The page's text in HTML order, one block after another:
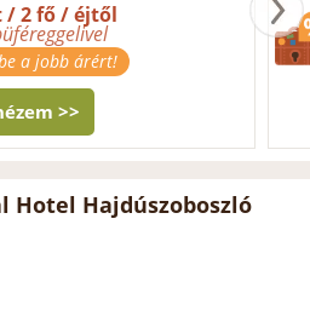
/ 2 fő / éjtől
a jobb árért!
>>
Hotel Hajdúszoboszló